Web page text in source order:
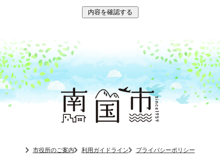
市役所のご案内 利用ガイドライン
プライバシーポリシー